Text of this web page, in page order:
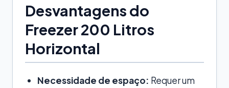
Desvantagens do
Freezer 200 Litros
Horizontal
Necessidade de espaço: Requer um